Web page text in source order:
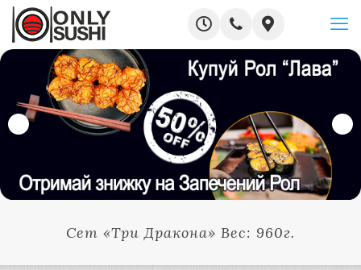
Сет «Три Дракона» Вес: 960г.